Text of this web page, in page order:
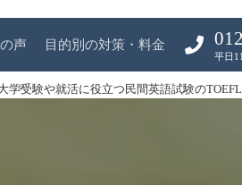
声 目的別の対策・料金
平日
学受験や就活に役立つ民間英語試験の